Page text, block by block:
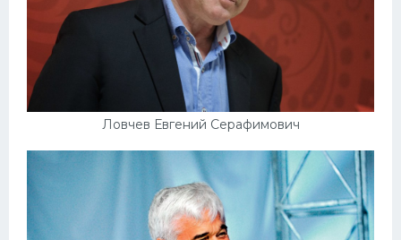
Ловчев Евгений Серафимович